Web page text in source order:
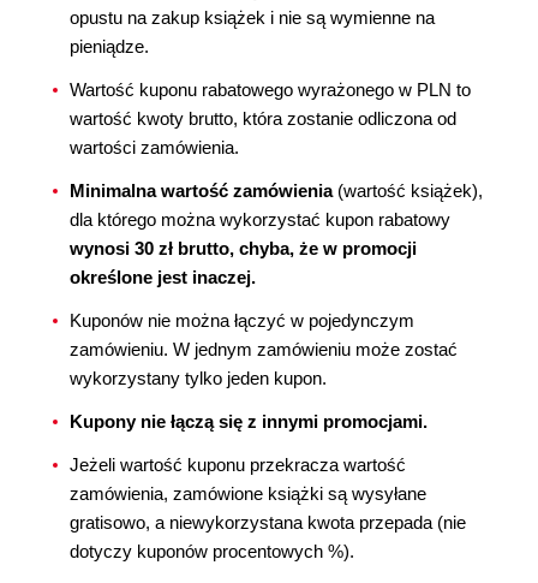
opustu na zakup książek i nie są wymienne na
pieniądze.
Wartość kuponu rabatowego wyrażonego w PLN to
wartość kwoty brutto, która zostanie odliczona od
wartości zamówienia.
Minimalna wartość zamówienia(wartość książek),
dla którego można wykorzystać kupon rabatowy
wynosi 30 zł brutto, chyba, że w promocji
określone jest inaczej.
Kuponów nie można łączyć w pojedynczym
zamówieniu. W jednym zamówieniu może zostać
wykorzystany tylko jeden kupon.
Kupony nie łączą się z innymi promocjami.
Jeżeli wartość kuponu przekracza wartość
zamówienia, zamówione książki są wysyłane
gratisowo, a niewykorzystana kwota przepada (nie
dotyczy kuponów procentowych %).